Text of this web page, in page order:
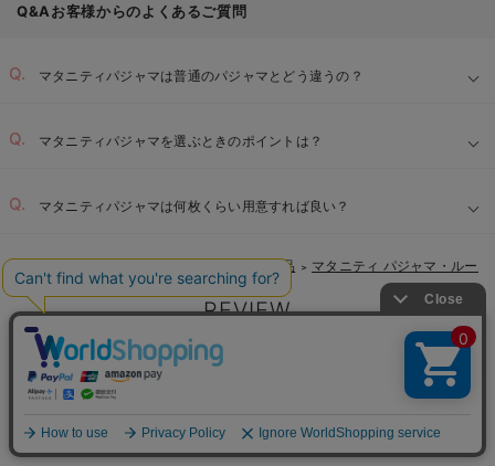
Q&Aお客様からのよくあるご質問
マタニティパジャマは普通のパジャマとどう違うの？
ゆったりとしたサイズと丈：
便利な授乳口：
マタニティパジャマを選ぶときのポイントは？
【2】
【3】
マタニティパジャマは何枚くらい用意すれば良い？
マタニティTOP マタニティ・授乳服 全商品 ＞ マタニティ パジャマ・ルーム
REVIEW
マタニティ パジャマ・ルームウェア 秋冬
の高評価レビュー
レビュー 4.32 678件